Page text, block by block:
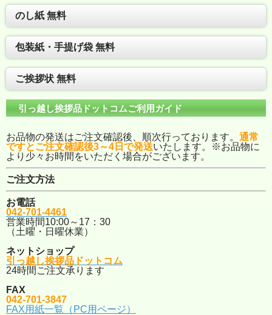
のし紙 無料
包装紙・手提げ袋 無料
ご挨拶状 無料
引っ越し挨拶品ドットコムご利用ガイド
お品物の発送はご注文確認後、順次行っております。 通常
ですとご注文確認後3～4日で発送いたします。※お品物に
より少々お時間をいただく場合がございます。
ご注文方法
お電話
042-701-4461
営業時間10:00～17：30
（土曜・日曜休業）
ネットショップ
引っ越し挨拶品ドットコム
24時間ご注文承ります
FAX
042-701-3847
FAX用紙一覧（PC用ページ）